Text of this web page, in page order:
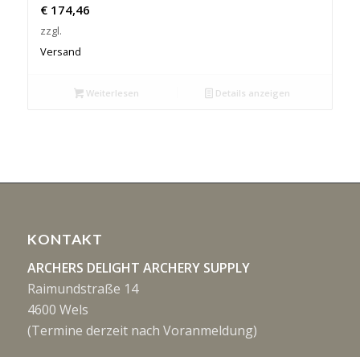
€174,46
zzgl.
Versand
Weiterlesen Details anzeigen
KONTAKT
ARCHERS DELIGHT ARCHERY SUPPLY
Raimundstraße 14
4600 Wels
(Termine derzeit nach Voranmeldung)